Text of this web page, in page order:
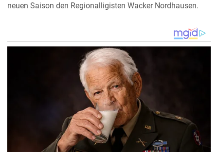
neuen Saison den Regionalligisten Wacker Nordhausen.